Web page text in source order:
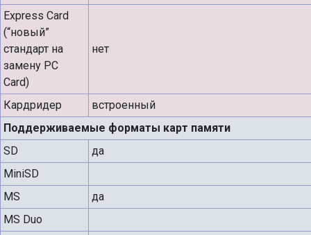
Express Card
(“новый”
стандарт на
замену PC
Card)
нет
Кардридер
встроенный
Поддерживаемые форматы карт памяти
SD
да
MiniSD
MS
да
MS Duo